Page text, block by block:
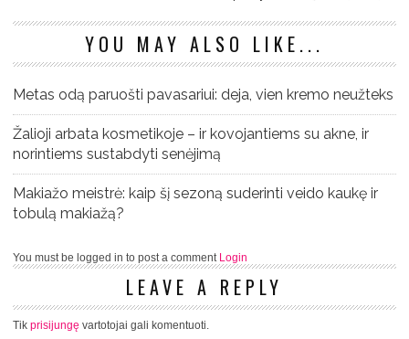
YOU MAY ALSO LIKE...
Metas odą paruošti pavasariui: deja, vien kremo neužteks
Žalioji arbata kosmetikoje – ir kovojantiems su akne, ir
norintiems sustabdyti senėjimą
Makiažo meistrė: kaip šį sezoną suderinti veido kaukę ir
tobulą makiažą?
You must be logged in to post a comment Login
LEAVE A REPLY
Tik prisijungę vartotojai gali komentuoti.